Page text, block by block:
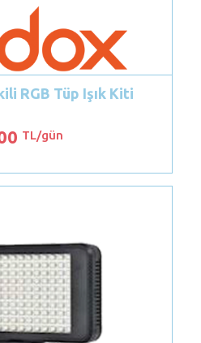
Turuncu Kafa Işık Seti 3' lü
350